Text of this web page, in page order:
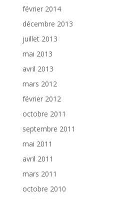
février 2014
décembre 2013
juillet 2013
mai 2013
avril 2013
mars 2012
février 2012
octobre 2011
septembre 2011
mai 2011
avril 2011
mars 2011
octobre 2010